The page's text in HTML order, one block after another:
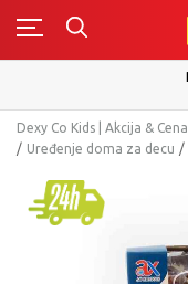
Dexy Co Kids | Akcija & Cena
Uređenje doma za decu